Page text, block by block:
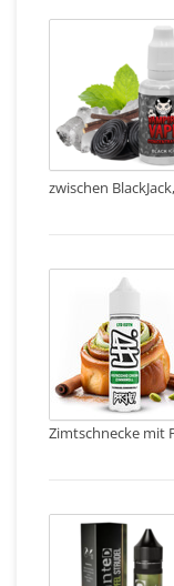
zwischen
Zimtschnecke mit